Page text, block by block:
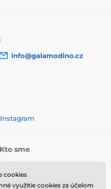
info@galamodino.cz
Instagram
Kto sme
O nás
Kontaktné údaje
cookies
využitie cookies za účelom